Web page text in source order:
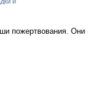
пожертвования.